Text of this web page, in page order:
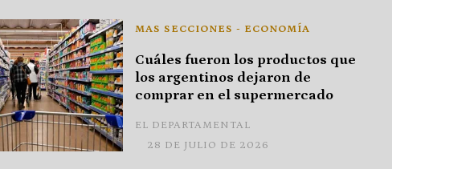
Cuáles fueron los productos que
los argentinos dejaron de
comprar en el supermercado
EL DEPARTAMENTAL
MAS SECCIONES - ECONOMÍA
28 DE JULIO DE 2026